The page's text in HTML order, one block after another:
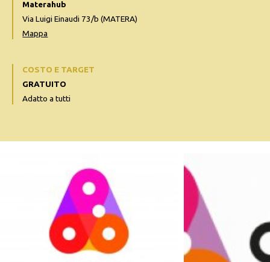
Materahub
Via Luigi Einaudi 73/b (MATERA)
Mappa
COSTO E TARGET
GRATUITO
Adatto a tutti